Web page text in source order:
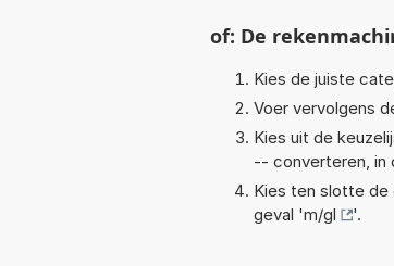
of: De
Kies de juiste
Voer vervolgens
Kies uit de
-- converteren, in
Kies ten slotte de
geval 'm/gl '.